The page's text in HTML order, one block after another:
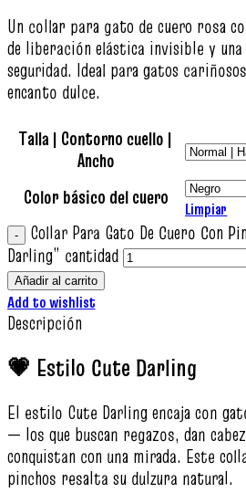
Un collar para gato de cuero rosa
de liberación elástica invisible y
seguridad. Ideal para gatos
encanto dulce.
Talla | Contorno cuello |
Ancho
Color básico del cuero
Limpiar
Collar Para Gato De Cuero Con
Darling” cantidad
Añadir al carrito
Add to wishlist
Descripción
💗 Estilo Cute Darling
El estilo Cute Darling encaja con
— los que buscan regazos, dan
conquistan con una mirada. Este
pinchos resalta su dulzura natural.